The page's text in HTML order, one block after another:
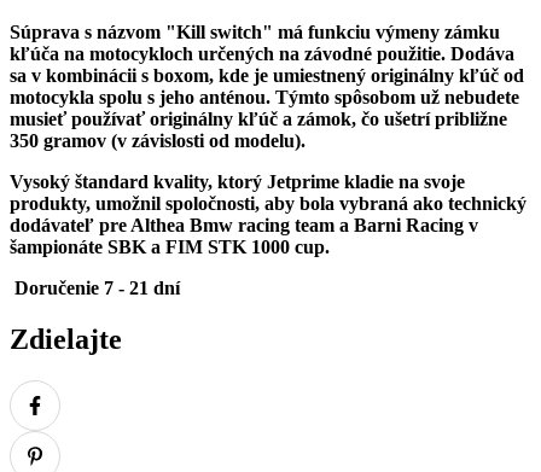
Súprava s názvom "Kill switch" má funkciu výmeny zámku
kľúča na motocykloch určených na závodné použitie. Dodáva
sa v kombinácii s boxom, kde je umiestnený originálny kľúč od
motocykla spolu s jeho anténou. Týmto spôsobom už nebudete
musieť používať originálny kľúč a zámok, čo ušetrí približne
350 gramov (v závislosti od modelu).
Vysoký štandard kvality, ktorý Jetprime kladie na svoje
produkty, umožnil spoločnosti, aby bola vybraná ako technický
dodávateľ pre Althea Bmw racing team a Barni Racing v
šampionáte SBK a FIM STK 1000 cup.
Doručenie 7 - 21 dní
Zdielajte